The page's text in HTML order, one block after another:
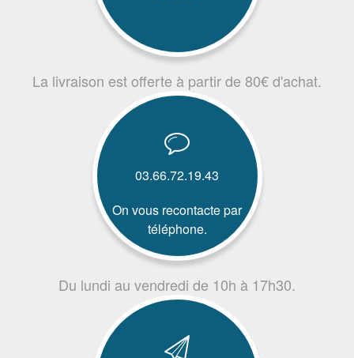
La livraison est offerte à partir de 80€ d'achat.
03.66.72.19.43
On vous recontacte par
téléphone.
Du lundi au vendredi de 10h à 17h30.